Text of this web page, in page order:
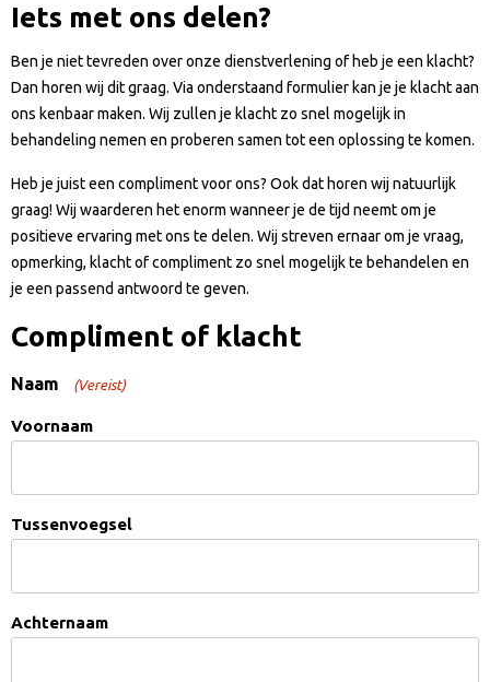
Iets met ons delen?
Ben je niet tevreden over onze dienstverlening of heb je een klacht?
Dan horen wij dit graag. Via onderstaand formulier kan je je klacht aan
ons kenbaar maken. Wij zullen je klacht zo snel mogelijk in
behandeling nemen en proberen samen tot een oplossing te komen.
Heb je juist een compliment voor ons? Ook dat horen wij natuurlijk
graag! Wij waarderen het enorm wanneer je de tijd neemt om je
positieve ervaring met ons te delen. Wij streven ernaar om je vraag,
opmerking, klacht of compliment zo snel mogelijk te behandelen en
je een passend antwoord te geven.
Compliment of klacht
Naam (Vereist)
Voornaam
Tussenvoegsel
Achternaam